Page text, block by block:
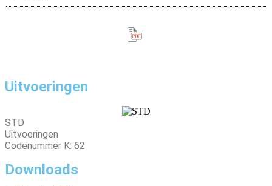
Uitvoeringen
STD
Uitvoeringen
Codenummer K: 62
Downloads